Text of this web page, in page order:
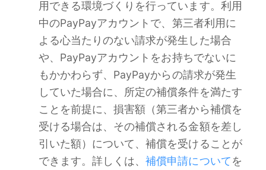
用できる環境づくりを行っています。利用
中のPayPayアカウントで、第三者利用に
よる心当たりのない請求が発生した場合
や、PayPayアカウントをお持ちでないに
もかかわらず、PayPayからの請求が発生
していた場合に、所定の補償条件を満たす
ことを前提に、損害額（第三者から補償を
受ける場合は、その補償される金額を差し
引いた額）について、補償を受けることが
できます。詳しくは、補償申請についてを